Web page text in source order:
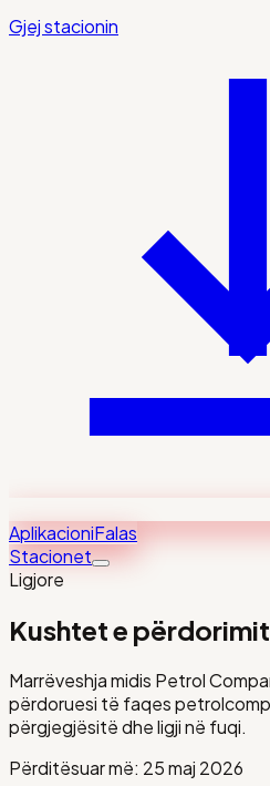
Gjej stacionin
AplikacioniFalas
Stacionet
Ligjore
Kushtet e përdorimit
Marrëveshja midis Petrol
përdoruesi të faqes
përgjegjësitë dhe ligji në fuqi.
Përditësuar më: 25 maj 2026